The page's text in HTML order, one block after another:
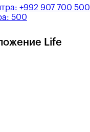
+992 907 700 500
500
Life